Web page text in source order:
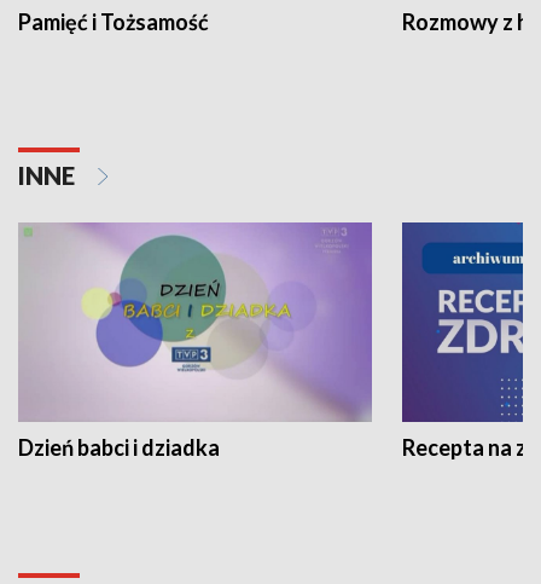
Pamięć i Tożsamość Rozmowy z
INNE
Dzień babci i dziadka Recepta na